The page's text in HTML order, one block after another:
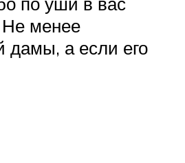
Не менее
дамы, а если его